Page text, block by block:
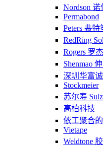
Nordson 诺
Permabond
Peters 裴特
RedRing
Rogers 罗
Shenmao
深圳华富诚
Stockmeier
苏尔寿
高柏科技
依工聚合
Vietape
Weldtone